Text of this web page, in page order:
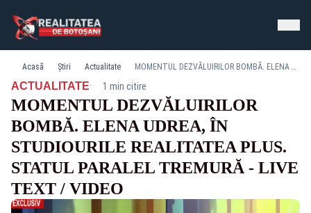
Acasă Știri Actualitate MOMENTUL DEZVĂLUIRILOR BOMBĂ. ELENA UDREA, ÎN STUDIOURILE REALITATEA PLUS. STATUL PARALEL TREMURĂ - LIVE TEXT / VIDEO
ACTUALITATE· 1 min citire
MOMENTUL DEZVĂLUIRILOR
BOMBĂ. ELENA UDREA, ÎN
STUDIOURILE REALITATEA PLUS.
STATUL PARALEL TREMURĂ - LIVE
TEXT / VIDEO